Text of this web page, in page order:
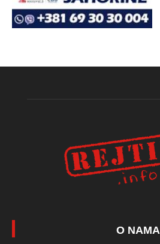
O NAMA